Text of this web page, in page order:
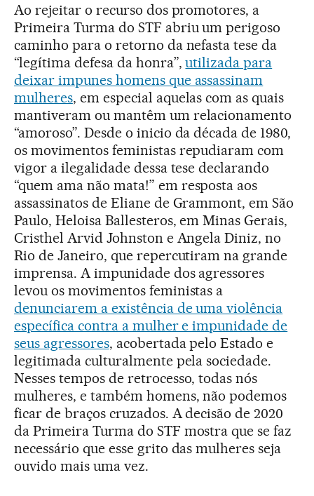
Ao rejeitar o recurso dos promotores, a
Primeira Turma do STF abriu um perigoso
caminho para o retorno da nefasta tese da
“legítima defesa da honra”,utilizada para
deixar impunes homens que assassinam
mulheres, em especial aquelas com as quais
mantiveram ou mantêm um relacionamento
“amoroso”. Desde o inicio da década de 1980,
os movimentos feministas repudiaram com
vigor a ilegalidade dessa tese declarando
“quem ama não mata!” em resposta aos
assassinatos de Eliane de Grammont, em São
Paulo, Heloisa Ballesteros, em Minas Gerais,
Cristhel Arvid Johnston e Angela Diniz, no
Rio de Janeiro, que repercutiram na grande
imprensa. A impunidade dos agressores
levou os movimentos feministas a
denunciarem a existência de uma violência
específica contra a mulher e impunidade de
seus agressores, acobertada pelo Estado e
legitimada culturalmente pela sociedade.
Nesses tempos de retrocesso, todas nós
mulheres, e também homens, não podemos
ficar de braços cruzados. A decisão de 2020
da Primeira Turma do STF mostra que se faz
necessário que esse grito das mulheres seja
ouvido mais uma vez.